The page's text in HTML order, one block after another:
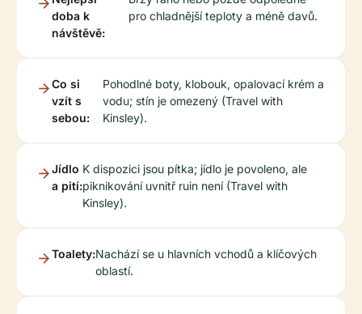
doba k
návštěvě:
pro chladnější teploty a méně davů.
Co si
vzít s
sebou:
Pohodlné boty, klobouk, opalovací krém a
vodu; stín je omezený (Travel with
Kinsley).
Jídlo
a pití:
K dispozici jsou pítka; jídlo je povoleno, ale
piknikování uvnitř ruin není (Travel with
Kinsley).
Toalety:Nachází se u hlavních vchodů a klíčových
oblastí.